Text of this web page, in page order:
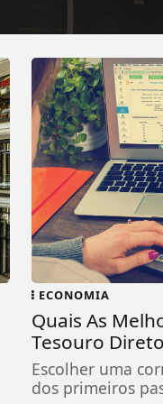
ECONOMIA
Quais As
Tesouro
Escolher uma
dos primeiros